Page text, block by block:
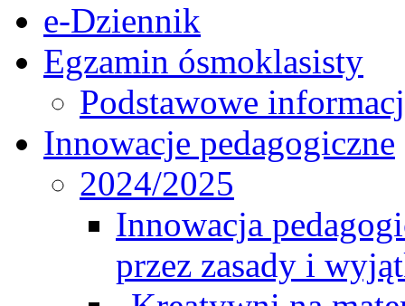
e-Dziennik
Egzamin ósmoklasisty
Podstawowe
Innowacje pedagogiczne
2024/2025
Innowacja
przez zasady i